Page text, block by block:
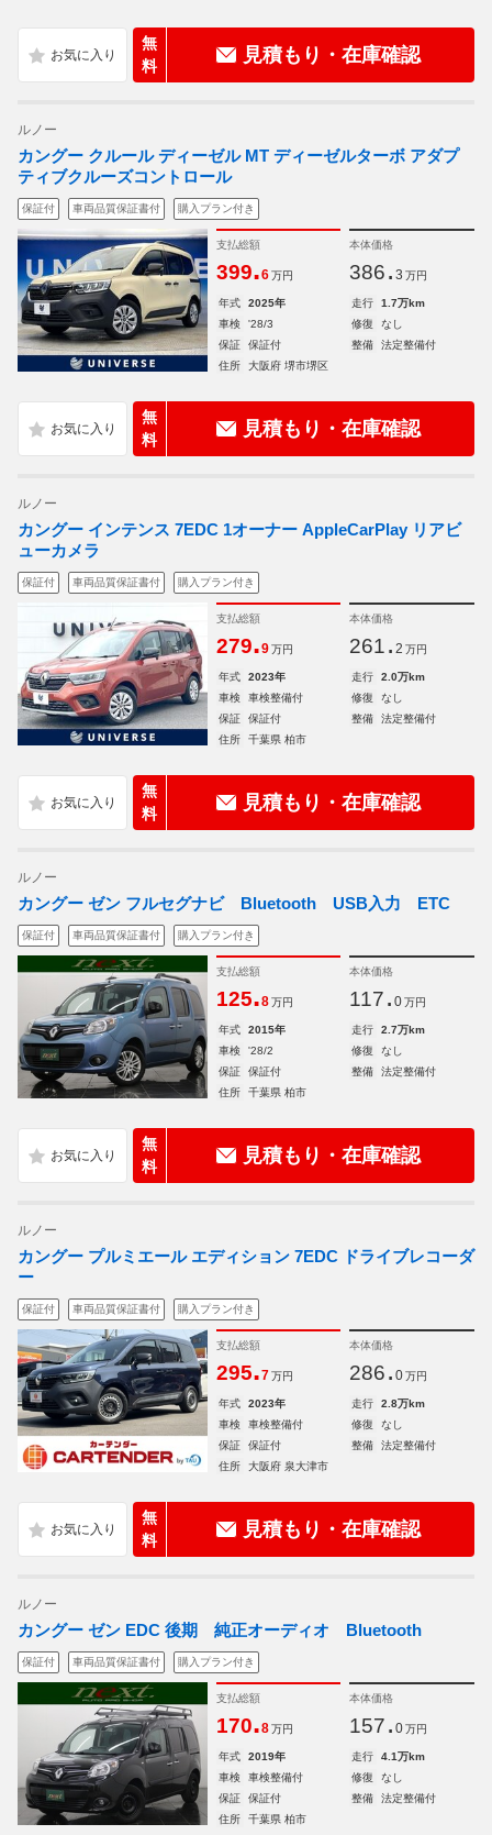
無
料
見積もり・在庫確認
ルノー
カングー クルール ディーゼル MT ディーゼルターボ アダプ
ティブクルーズコントロール
保証付 車両品質保証書付 購入プラン付き
支払総額
399.6 万円
本体価格
386. 3 万円
年式 2025年 走行
1.7万km
車検
'28/3 修復
なし
保証
保証付 整備
法定整備付
住所
大阪府 堺市堺区
無
料
見積もり・在庫確認
ルノー
カングー インテンス 7EDC 1オーナー AppleCarPlay リアビ
ューカメラ
保証付 車両品質保証書付 購入プラン付き
支払総額
279.9 万円
本体価格
261. 2 万円
年式 2023年 走行
2.0万km
車検
車検整備付 修復
なし
保証
保証付 整備
法定整備付
住所
千葉県 柏市
無
料
見積もり・在庫確認
ルノー
カングー ゼン フルセグナビ Bluetooth USB入力 ETC
保証付 車両品質保証書付 購入プラン付き
支払総額
125.8 万円
本体価格
117. 0 万円
年式 2015年 走行
2.7万km
車検
'28/2 修復
なし
保証
保証付 整備
法定整備付
住所
千葉県 柏市
無
料
見積もり・在庫確認
ルノー
カングー プルミエール エディション 7EDC ドライブレコーダ
ー
保証付 車両品質保証書付 購入プラン付き
支払総額
295.7 万円
本体価格
286. 0 万円
年式 2023年 走行
2.8万km
車検
車検整備付 修復
なし
保証
保証付 整備
法定整備付
住所
大阪府 泉大津市
無
料
見積もり・在庫確認
ルノー
カングー ゼン EDC 後期 純正オーディオ Bluetooth
保証付 車両品質保証書付 購入プラン付き
支払総額
170.8 万円
本体価格
157. 0 万円
年式 2019年 走行
4.1万km
車検
車検整備付 修復
なし
保証
保証付 整備
法定整備付
住所
千葉県 柏市